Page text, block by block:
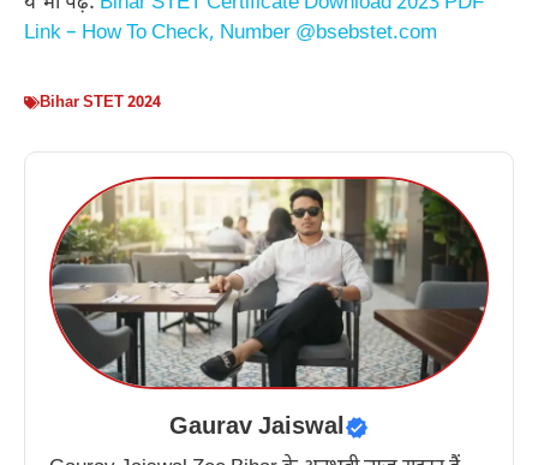
Link – How To Check, Number @bsebstet.com
Bihar STET 2024
Gaurav Jaiswal